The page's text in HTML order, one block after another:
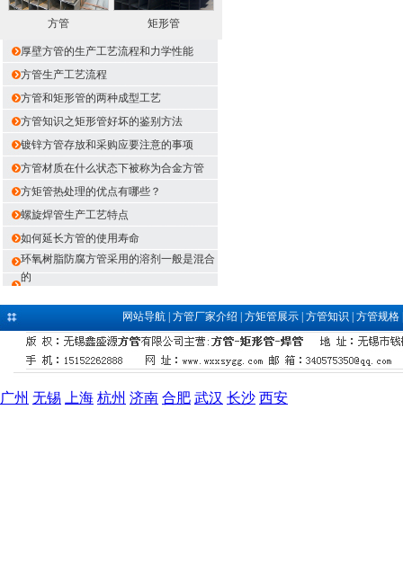
方管 矩形管
厚壁方管的生产工艺流程和力学性能
方管生产工艺流程
方管和矩形管的两种成型工艺
方管知识之矩形管好坏的鉴别方法
镀锌方管存放和采购应要注意的事项
方管材质在什么状态下被称为合金方管
方矩管热处理的优点有哪些？
螺旋焊管生产工艺特点
如何延长方管的使用寿命
环氧树脂防腐方管采用的溶剂一般是混合
的
网站导航| 方管厂家介绍 方矩管展示| 方管知识 方管规格
广州 无锡 上海 杭州 济南 合肥 武汉 长沙 西安